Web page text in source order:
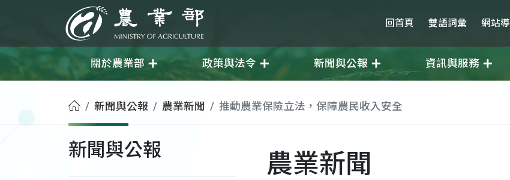
農業部 回首頁 雙語詞彙 網站
關於農業部 政策與法令 新聞與公報 資訊與服務
首頁新聞與公報 農業新聞 推動農業保險立法，保障農民收入安全
新聞與公報 農業新聞